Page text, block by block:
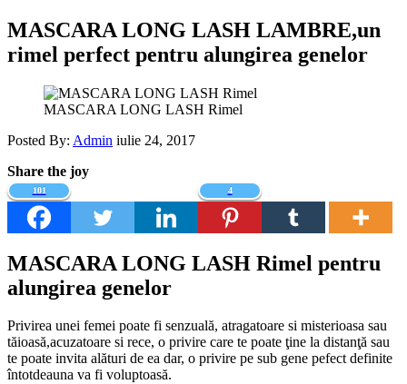
MASCARA LONG LASH LAMBRE,un
rimel perfect pentru alungirea genelor
MASCARA LONG LASH Rimel
Posted By: Admin iulie 24, 2017
Share the joy
101 4
MASCARA LONG LASH Rimel pentru
alungirea genelor
Privirea unei femei poate fi senzuală, atragatoare si misterioasa sau
tăioasă,acuzatoare si rece, o privire care te poate ţine la distanţă sau
te poate invita alături de ea dar, o privire pe sub gene pefect definite
întotdeauna va fi voluptoasă.